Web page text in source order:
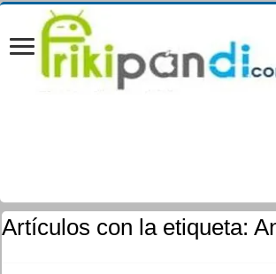
Artículos con la etiqueta: